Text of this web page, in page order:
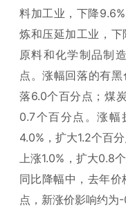
料加工业，下降
炼和压延加工业，
原料和化学制品制
点。涨幅回落的有
落6.0个百分点；煤
0.7个百分点。涨
4.0%，扩大1.2个百
上涨1.0%，扩大0.8
同比降幅中，去年
点，新涨价影响约为-